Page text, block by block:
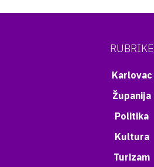
RUBRIKE
Karlovac
Županija
Politika
Kultura
Turizam